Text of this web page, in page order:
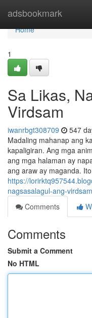
adsbookmark
Home
Home
1
Sa Likas,
Virdsam
iwanrbgt308709 547
Madaling mahanap ang
kapaligiran. Ang mga
ang mga halaman ay
ang araw ay maganda.
https://
nagsasalagul-ang-virdsam
Comments
Comments
Submit a Comment
No HTML